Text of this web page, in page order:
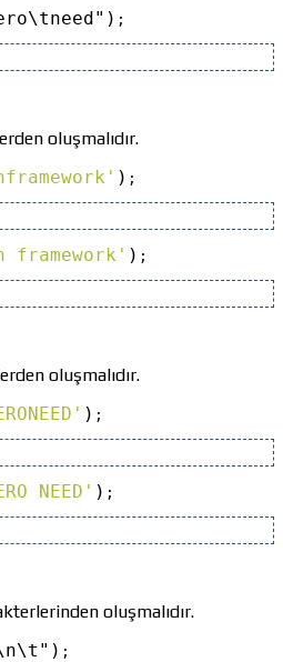
;
oluşmalıdır.
) ;
framework' ) ;
oluşmalıdır.
) ;
NEED' ) ;
oluşmalıdır.
;